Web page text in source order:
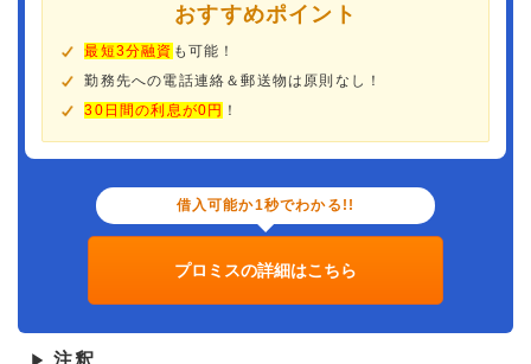
おすすめポイント
最短3分融資 も可能！
勤務先への電話連絡＆郵送物は原則なし！
30日間の利息が0円 ！
借入可能か1秒でわかる!!
プロミスの詳細はこちら
注釈